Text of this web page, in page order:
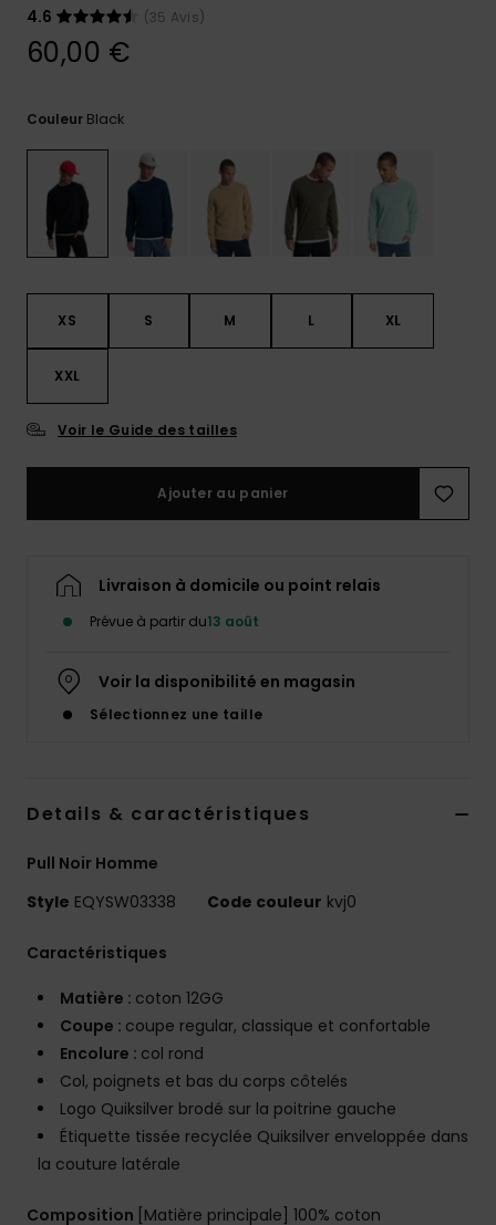
Démarrer
questions
les plus
fréquentes
et notre
formulaire
contact.
Consulter
la FAQ
4.6
(35 Avis)
60,00 €
Couleur Black
XS S M L XL
XXL
Voir le Guide des tailles
Ajouter au panier
Livraison à domicile ou point relais
Prévue à partir du13 août
Voir la disponibilité en magasin
Sélectionnez une taille
Details & caractéristiques
Pull Noir Homme
Style EQYSW03338 Code couleur kvj0
Caractéristiques
Matière : coton 12GG
Coupe : coupe regular, classique et confortable
Encolure : col rond
Col, poignets et bas du corps côtelés
Logo Quiksilver brodé sur la poitrine gauche
Étiquette tissée recyclée Quiksilver enveloppée dans
la couture latérale
Composition [Matière principale] 100% coton